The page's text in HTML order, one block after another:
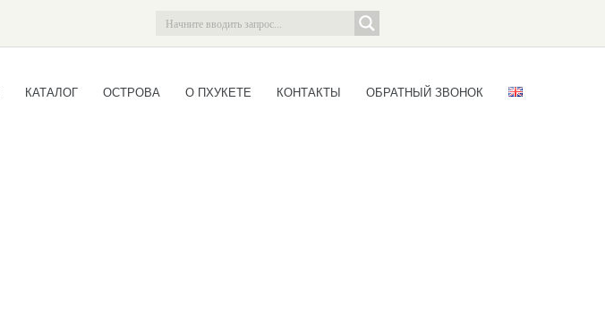
КАТАЛОГ ОСТРОВА О ПХУКЕТЕ КОНТАКТЫ ОБРАТНЫЙ ЗВОНОК